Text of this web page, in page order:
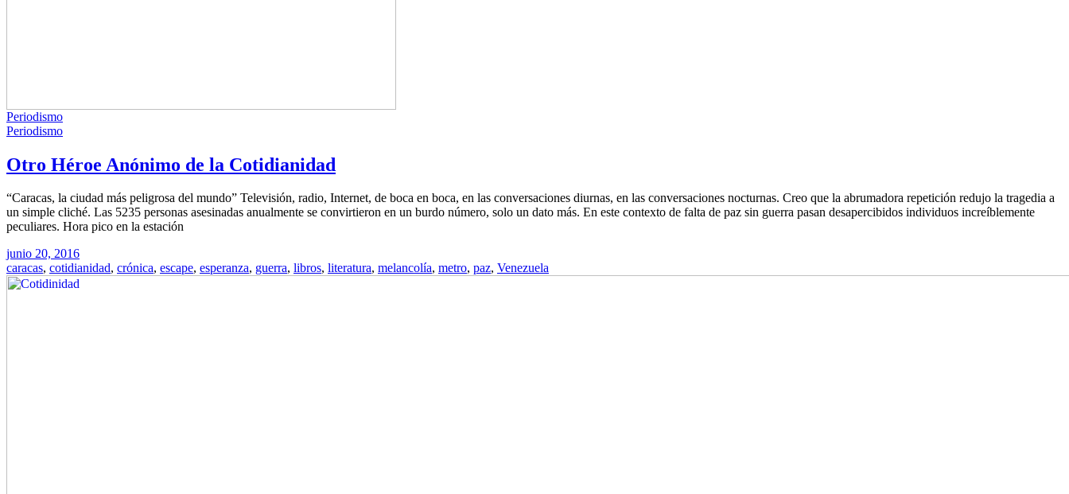
Periodismo
Periodismo
Otro Héroe Anónimo de la Cotidianidad
“Caracas, la ciudad más peligrosa del mundo” Televisión, radio, Internet, de boca en boca, en las conversaciones diurnas, en las conversaciones nocturnas. Creo que la abrumadora repetición redujo la tragedia a
un simple cliché. Las 5235 personas asesinadas anualmente se convirtieron en un burdo número, solo un dato más. En este contexto de falta de paz sin guerra pasan desapercibidos individuos increíblemente
peculiares. Hora pico en la estación
junio 20, 2016
caracas, cotidianidad, crónica, escape, esperanza, guerra, libros, literatura, melancolía, metro, paz, Venezuela